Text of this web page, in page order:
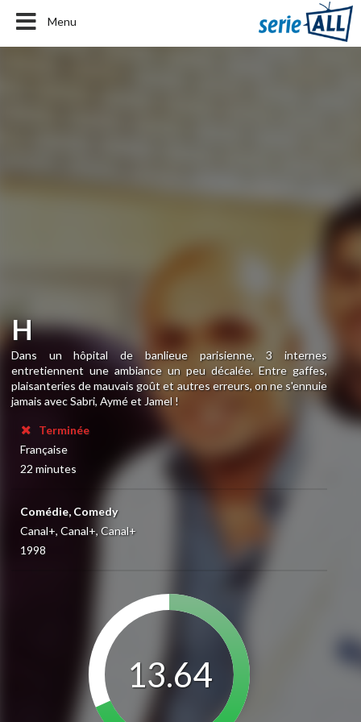
Menu
H
Dans un hôpital de banlieue parisienne, 3 internes
entretiennent une ambiance un peu décalée. Entre gaffes,
plaisanteries de mauvais goût et autres erreurs, on ne s'ennuie
jamais avec Sabri, Aymé et Jamel !
Terminée
Française
22 minutes
Comédie, Comedy
Canal+, Canal+, Canal+
1998
13.64